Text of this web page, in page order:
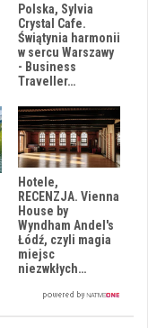
Polska, Sylvia
Crystal Cafe.
Świątynia harmonii
w sercu Warszawy
- Business
Traveller…
Hotele,
RECENZJA. Vienna
House by
Wyndham Andel's
Łódź, czyli magia
miejsc
niezwkłych…